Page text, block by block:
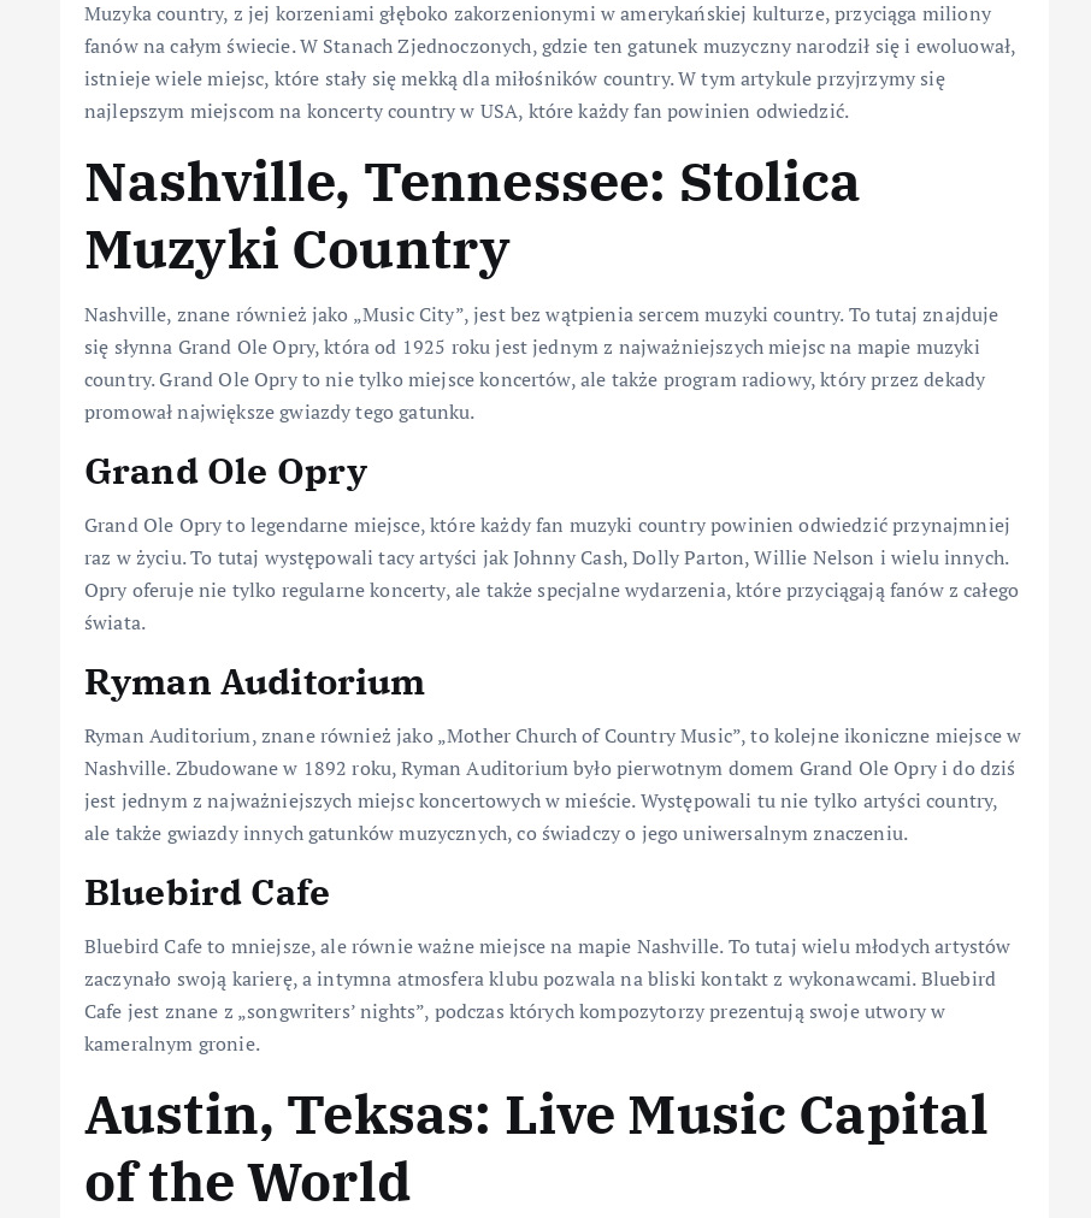
Muzyka country, z jej korzeniami głęboko zakorzenionymi w amerykańskiej kulturze, przyciąga miliony
fanów na całym świecie. W Stanach Zjednoczonych, gdzie ten gatunek muzyczny narodził się i ewoluował,
istnieje wiele miejsc, które stały się mekką dla miłośników country. W tym artykule przyjrzymy się
najlepszym miejscom na koncerty country w USA, które każdy fan powinien odwiedzić.
Nashville, Tennessee: Stolica
Muzyki Country
Nashville, znane również jako „Music City”, jest bez wątpienia sercem muzyki country. To tutaj znajduje
się słynna Grand Ole Opry, która od 1925 roku jest jednym z najważniejszych miejsc na mapie muzyki
country. Grand Ole Opry to nie tylko miejsce koncertów, ale także program radiowy, który przez dekady
promował największe gwiazdy tego gatunku.
Grand Ole Opry
Grand Ole Opry to legendarne miejsce, które każdy fan muzyki country powinien odwiedzić przynajmniej
raz w życiu. To tutaj występowali tacy artyści jak Johnny Cash, Dolly Parton, Willie Nelson i wielu innych.
Opry oferuje nie tylko regularne koncerty, ale także specjalne wydarzenia, które przyciągają fanów z całego
świata.
Ryman Auditorium
Ryman Auditorium, znane również jako „Mother Church of Country Music”, to kolejne ikoniczne miejsce w
Nashville. Zbudowane w 1892 roku, Ryman Auditorium było pierwotnym domem Grand Ole Opry i do dziś
jest jednym z najważniejszych miejsc koncertowych w mieście. Występowali tu nie tylko artyści country,
ale także gwiazdy innych gatunków muzycznych, co świadczy o jego uniwersalnym znaczeniu.
Bluebird Cafe
Bluebird Cafe to mniejsze, ale równie ważne miejsce na mapie Nashville. To tutaj wielu młodych artystów
zaczynało swoją karierę, a intymna atmosfera klubu pozwala na bliski kontakt z wykonawcami. Bluebird
Cafe jest znane z „songwriters’ nights”, podczas których kompozytorzy prezentują swoje utwory w
kameralnym gronie.
Austin, Teksas: Live Music Capital
of the World